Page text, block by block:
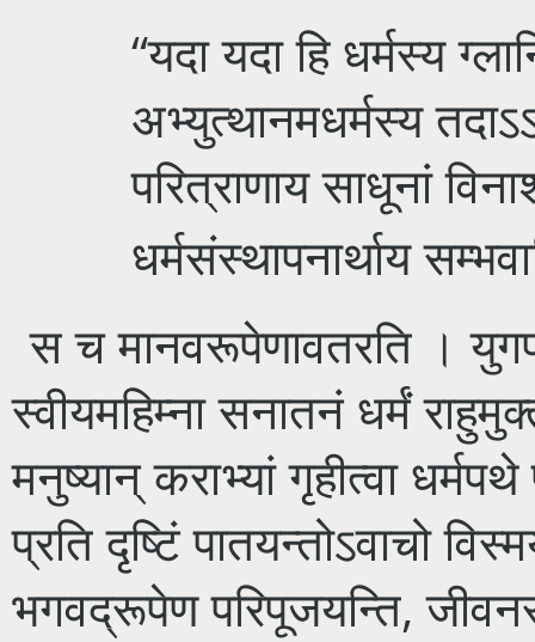
“यदा यदा हि धर्मस्य
अभ्युत्थानमधर्मस्य
परित्राणाय साधूनां
धर्मसंस्थापनार्थाय
स च मानवरूपेणावतरति ।
स्वीयमहिम्ना सनातनं धर्मं
मनुष्यान् कराभ्यां गृहीत्वा
प्रति दृष्टिं पातयन्तोऽवाचो
भगवद्रूपेण परिपूजयन्ति,